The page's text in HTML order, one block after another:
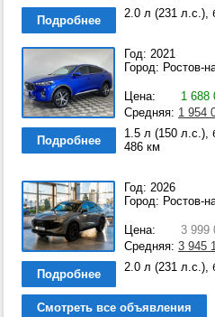
Подробнее
2.0 л (231 л.с.),
Год: 2021
Город: Ростов-
Цена: 1 688
Средняя: 1 954
Подробнее
1.5 л (150 л.с.),
486 км
Год: 2026
Город: Ростов-
Цена: 3 999
Средняя: 3 945
Подробнее
2.0 л (231 л.с.),
Смотреть все объявления